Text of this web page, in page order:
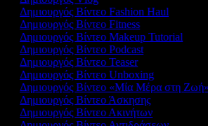
Δημιουργός Βίντεο Fashion Haul
Δημιουργός Βίντεο Fitness
Δημιουργός Βίντεο Makeup Tutorial
Δημιουργός Βίντεο Podcast
Δημιουργός Βίντεο Teaser
Δημιουργός Βίντεο Unboxing
Δημιουργός Βίντεο «Μία Μέρα στη Ζωή»
Δημιουργός Βίντεο Άσκησης
Δημιουργός Βίντεο Ακινήτων